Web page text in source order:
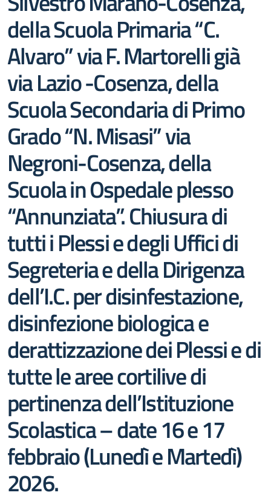
della Scuola Primaria “C.
Alvaro” via F. Martorelli già
via Lazio -Cosenza, della
Scuola Secondaria di Primo
Grado “N. Misasi” via
Negroni-Cosenza, della
Scuola in Ospedale plesso
“Annunziata”. Chiusura di
tutti i Plessi e degli Uffici di
Segreteria e della Dirigenza
dell’I.C. per disinfestazione,
disinfezione biologica e
derattizzazione dei Plessi e di
tutte le aree cortilive di
pertinenza dell’Istituzione
Scolastica – date 16 e 17
febbraio (Lunedì e Martedì)
2026.